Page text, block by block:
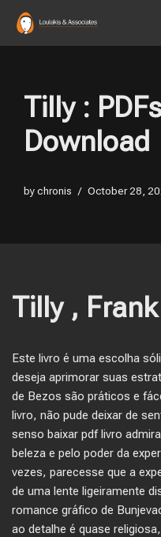
Skip
Tilly :
Download
bychronis October 28,
Tilly ,
Este livro é uma escolha
deseja aprimorar suas
de Bezos são práticos e
livro, não pude deixar de
senso baixar pdf livro
beleza e pelo poder da
vezes, parecesse que a
de uma lente ligeiramente
romance gráfico de
ao detalhe é quase